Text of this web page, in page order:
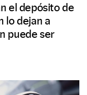
el depósito de
lo dejan a
puede ser